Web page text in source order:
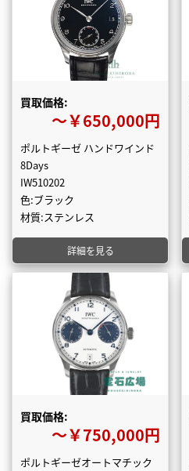
買取価格:
〜￥650,000円
ポルトギーゼ ハンドワインド
8Days
IW510202
色:ブラック
材質:ステンレス
詳細を見る
買取価格:
〜￥750,000円
ポルトギーゼオートマチック